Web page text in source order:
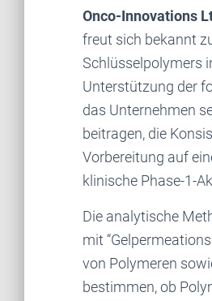
Onco-Innovations
freut sich bekannt
Schlüsselpolymers
Unterstützung der
das Unternehmen
beitragen, die
Vorbereitung auf
klinische Phase-1-
Die analytische
mit
von Polymeren
bestimmen, ob